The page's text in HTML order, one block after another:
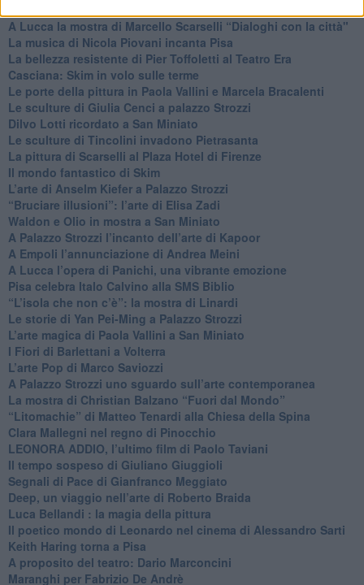
A Lucca la mostra di Marcello Scarselli “Dialoghi con la città"
​La musica di Nicola Piovani incanta Pisa
​La bellezza resistente di Pier Toffoletti al Teatro Era
​Casciana: Skim in volo sulle terme
​Le porte della pittura in Paola Vallini e Marcela Bracalenti
​Le sculture di Giulia Cenci a palazzo Strozzi
​Dilvo Lotti ricordato a San Miniato
​Le sculture di Tincolini invadono Pietrasanta
La pittura di Scarselli al Plaza Hotel di Firenze
​Il mondo fantastico di Skim
​L’arte di Anselm Kiefer a Palazzo Strozzi
​“Bruciare illusioni”: l’arte di Elisa Zadi
​Waldon e Olio in mostra a San Miniato
​A Palazzo Strozzi l’incanto dell’arte di Kapoor
​A Empoli l’annunciazione di Andrea Meini
A Lucca l’opera di Panichi, una vibrante emozione
Pisa celebra Italo Calvino alla SMS Biblio
“L’isola che non c’è”: la mostra di Linardi
​Le storie di Yan Pei-Ming a Palazzo Strozzi
​L’arte magica di Paola Vallini a San Miniato
​I Fiori di Barlettani a Volterra
​L’arte Pop di Marco Saviozzi
​A Palazzo Strozzi uno sguardo sull’arte contemporanea
La mostra di Christian Balzano “Fuori dal Mondo”
​“Litomachie” di Matteo Tenardi alla Chiesa della Spina
​Clara Mallegni nel regno di Pinocchio
​LEONORA ADDIO, l’ultimo film di Paolo Taviani
Il tempo sospeso di Giuliano Giuggioli
Segnali di Pace di Gianfranco Meggiato
​Deep, un viaggio nell’arte di Roberto Braida
​Luca Bellandi : la magia della pittura
​Il poetico mondo di Leonardo nel cinema di Alessandro Sarti
​Keith Haring torna a Pisa
​A proposito del teatro: Dario Marconcini
Maranghi per Fabrizio De Andrè